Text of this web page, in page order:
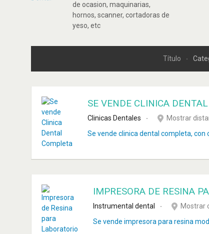
de ocasion, maquinarias,
hornos, scanner, cortadoras de
yeso, etc
Título
SE VENDE CLINICA
Clinicas Dentales
Mostrar
Se vende clinica dental completa,
IMPRESORA DE RESINA
Instrumental dental
Mostrar
Se vende impresora para resina